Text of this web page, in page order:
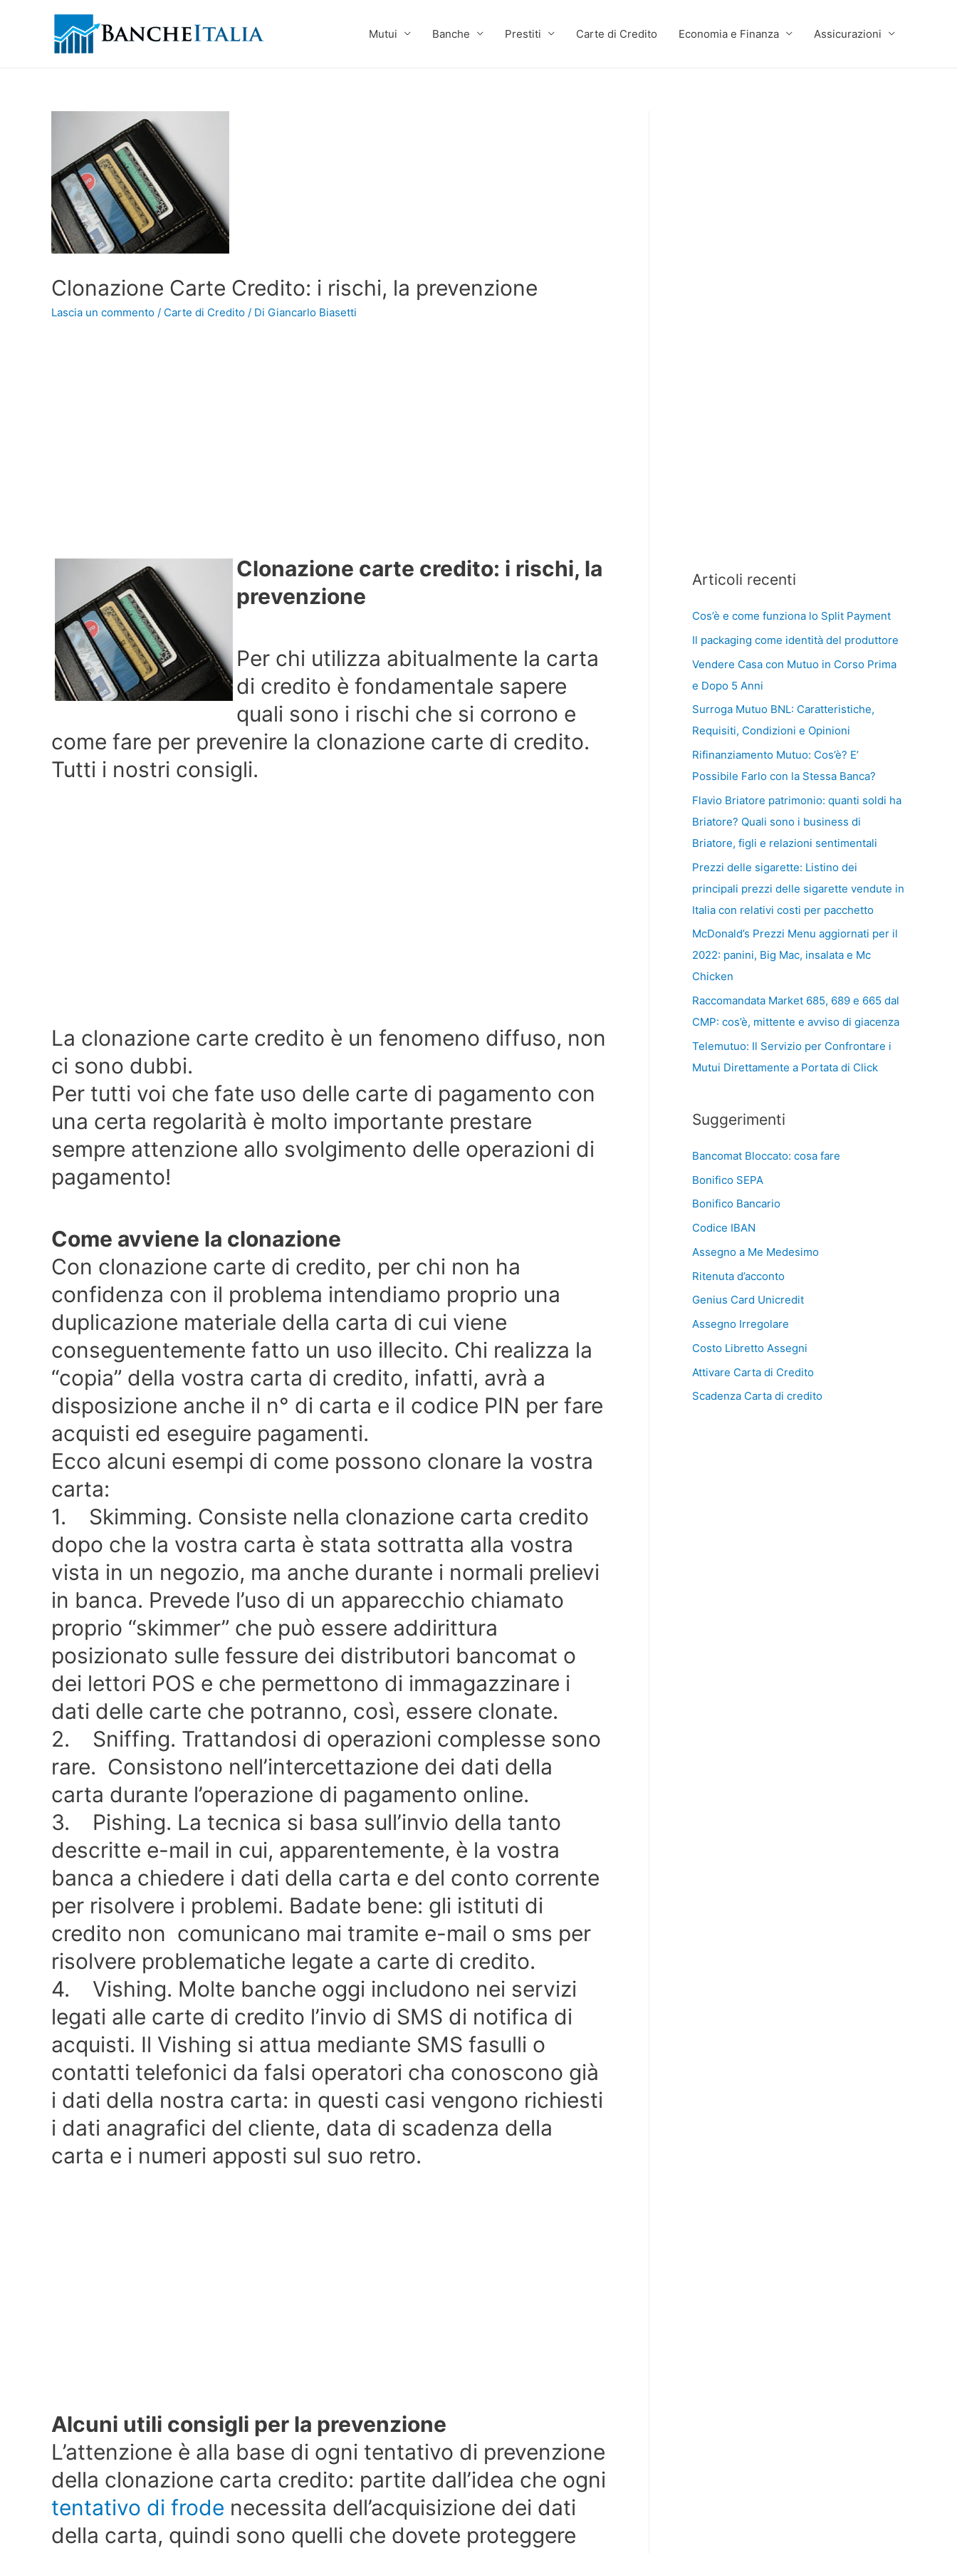
Mutui Banche Prestiti Carte di Credito Economia e Finanza Assicurazioni
Clonazione Carte Credito: i rischi, la prevenzione
Lascia un commento / Carte di Credito / Di Giancarlo Biasetti
Clonazione carte credito: i rischi, la
prevenzione
Per chi utilizza abitualmente la carta
di credito è fondamentale sapere
quali sono i rischi che si corrono e
come fare per prevenire la clonazione carte di credito.
Tutti i nostri consigli.
La clonazione carte credito è un fenomeno diffuso, non
ci sono dubbi.
Per tutti voi che fate uso delle carte di pagamento con
una certa regolarità è molto importante prestare
sempre attenzione allo svolgimento delle operazioni di
pagamento!
Come avviene la clonazione
Con clonazione carte di credito, per chi non ha
confidenza con il problema intendiamo proprio una
duplicazione materiale della carta di cui viene
conseguentemente fatto un uso illecito. Chi realizza la
“copia” della vostra carta di credito, infatti, avrà a
disposizione anche il n° di carta e il codice PIN per fare
acquisti ed eseguire pagamenti.
Ecco alcuni esempi di come possono clonare la vostra
carta:
1. Skimming. Consiste nella clonazione carta credito
dopo che la vostra carta è stata sottratta alla vostra
vista in un negozio, ma anche durante i normali prelievi
in banca. Prevede l’uso di un apparecchio chiamato
proprio “skimmer” che può essere addirittura
posizionato sulle fessure dei distributori bancomat o
dei lettori POS e che permettono di immagazzinare i
dati delle carte che potranno, così, essere clonate.
2. Sniffing. Trattandosi di operazioni complesse sono
rare. Consistono nell’intercettazione dei dati della
carta durante l’operazione di pagamento online.
3. Pishing. La tecnica si basa sull’invio della tanto
descritte e-mail in cui, apparentemente, è la vostra
banca a chiedere i dati della carta e del conto corrente
per risolvere i problemi. Badate bene: gli istituti di
credito non comunicano mai tramite e-mail o sms per
risolvere problematiche legate a carte di credito.
4. Vishing. Molte banche oggi includono nei servizi
legati alle carte di credito l’invio di SMS di notifica di
acquisti. Il Vishing si attua mediante SMS fasulli o
contatti telefonici da falsi operatori cha conoscono già
i dati della nostra carta: in questi casi vengono richiesti
i dati anagrafici del cliente, data di scadenza della
carta e i numeri apposti sul suo retro.
Alcuni utili consigli per la prevenzione
L’attenzione è alla base di ogni tentativo di prevenzione
della clonazione carta credito: partite dall’idea che ogni
tentativo di frode necessita dell’acquisizione dei dati
della carta, quindi sono quelli che dovete proteggere
Articoli recenti
Cos’è e come funziona lo Split Payment
Il packaging come identità del produttore
Vendere Casa con Mutuo in Corso Prima
e Dopo 5 Anni
Surroga Mutuo BNL: Caratteristiche,
Requisiti, Condizioni e Opinioni
Rifinanziamento Mutuo: Cos’è? E’
Possibile Farlo con la Stessa Banca?
Flavio Briatore patrimonio: quanti soldi ha
Briatore? Quali sono i business di
Briatore, figli e relazioni sentimentali
Prezzi delle sigarette: Listino dei
principali prezzi delle sigarette vendute in
Italia con relativi costi per pacchetto
McDonald’s Prezzi Menu aggiornati per il
2022: panini, Big Mac, insalata e Mc
Chicken
Raccomandata Market 685, 689 e 665 dal
CMP: cos’è, mittente e avviso di giacenza
Telemutuo: Il Servizio per Confrontare i
Mutui Direttamente a Portata di Click
Suggerimenti
Bancomat Bloccato: cosa fare
Bonifico SEPA
Bonifico Bancario
Codice IBAN
Assegno a Me Medesimo
Ritenuta d’acconto
Genius Card Unicredit
Assegno Irregolare
Costo Libretto Assegni
Attivare Carta di Credito
Scadenza Carta di credito